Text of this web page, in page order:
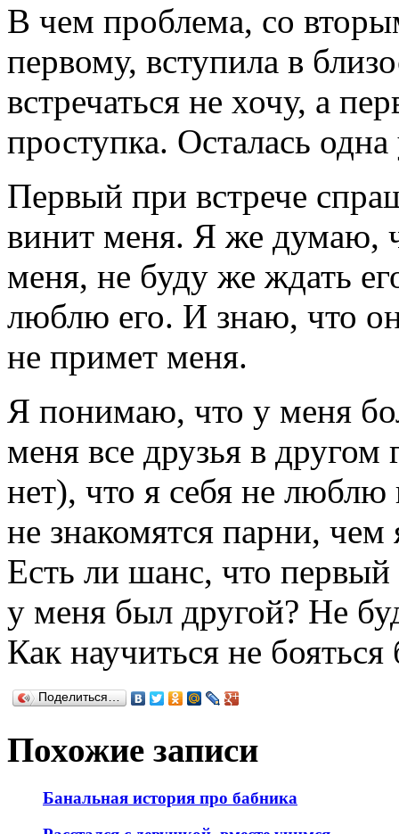
В чем проблема, со
первому, вступила в
встречаться не хочу, а
проступка. Осталась
Первый при встрече
винит меня. Я же думаю,
меня, не буду же ждать
люблю его. И знаю, что
не примет меня.
Я понимаю, что у меня
меня все друзья в другом
нет), что я себя не
не знакомятся парни, чем
Есть ли шанс, что
у меня был другой? Не
Как научиться не
Поделиться…
Похожие записи
Банальная история про бабника